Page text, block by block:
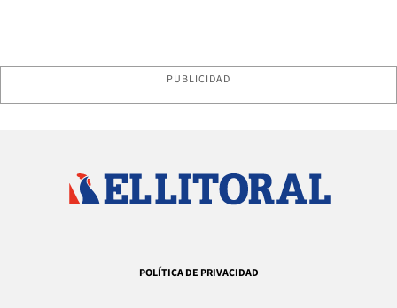
PUBLICIDAD
POLÍTICA DE PRIVACIDAD